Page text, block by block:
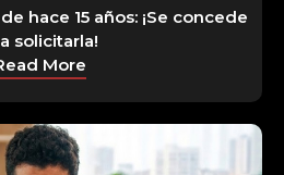
hace 15 años: ¡Se concede
solicitarla!
More